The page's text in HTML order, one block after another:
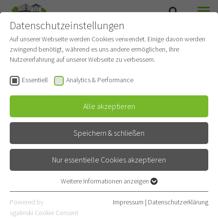
Prof. Dr. med. Uwe Haberkorn
ÄRZTLICHER / BERUFLICHER
WERDEGANG
KLINISCHE SCHWERPUNKTE
Datenschutzeinstellungen
Auf unserer Webseite werden Cookies verwendet. Einige davon werden
zwingend benötigt, während es uns andere ermöglichen, Ihre
Nutzererfahrung auf unserer Webseite zu verbessern.
Essentiell Analytics & Performance
Alle akzeptieren
Speichern & schließen
Nur essentielle Cookies akzeptieren
Essentielle Cookies werden für grundlegende Funktionen der
Webseite benötigt. Dadurch ist gewährleistet, dass die Webseite
Weitere Informationen anzeigen
Powered by
sgalinski Cookie Consent
Impressum | Datenschutzerklärung